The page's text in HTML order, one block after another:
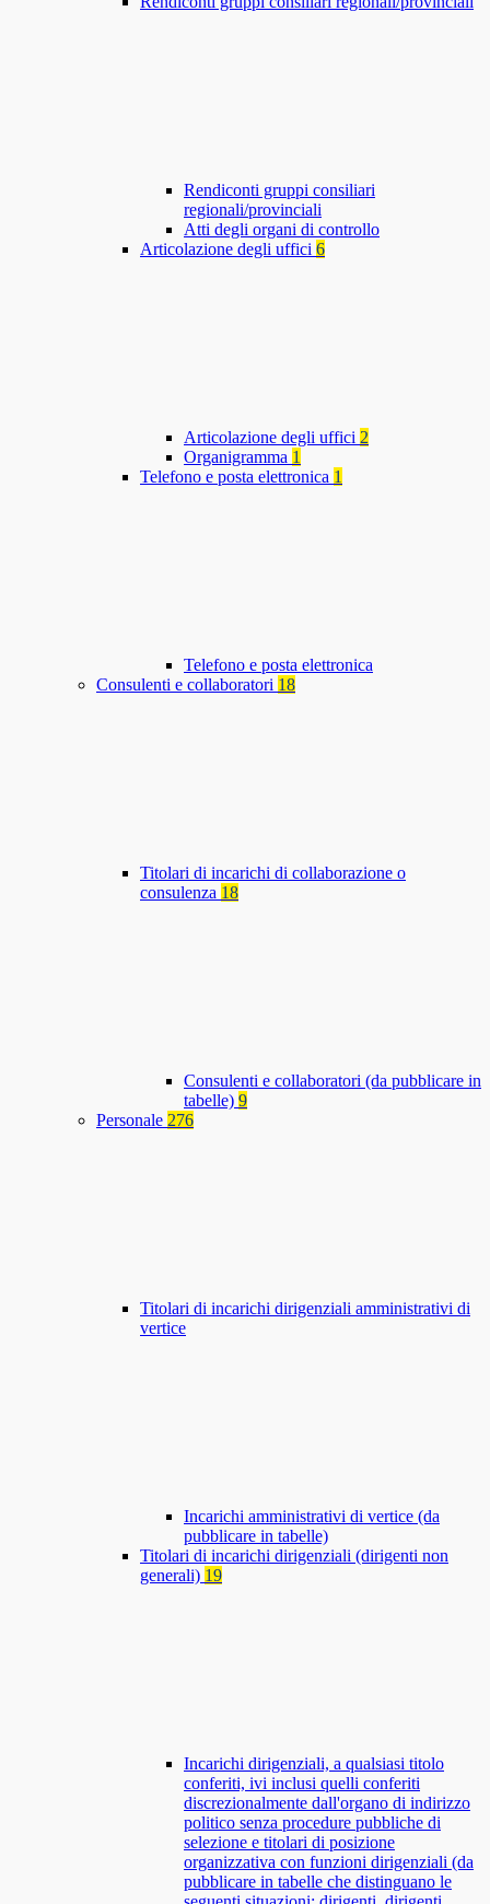
Rendiconti gruppi consiliari
regionali/provinciali
Atti degli organi di controllo
Articolazione degli uffici 6
Articolazione degli uffici 2
Organigramma 1
Telefono e posta elettronica 1
Telefono e posta elettronica
Consulenti e collaboratori 18
Titolari di incarichi di collaborazione o
consulenza 18
Consulenti e collaboratori (da pubblicare in
tabelle) 9
Personale 276
Titolari di incarichi dirigenziali amministrativi di
vertice
Incarichi amministrativi di vertice (da
pubblicare in tabelle)
Titolari di incarichi dirigenziali (dirigenti non
generali) 19
Incarichi dirigenziali, a qualsiasi titolo
conferiti, ivi inclusi quelli conferiti
discrezionalmente dall'organo di indirizzo
politico senza procedure pubbliche di
selezione e titolari di posizione
organizzativa con funzioni dirigenziali (da
pubblicare in tabelle che distinguano le